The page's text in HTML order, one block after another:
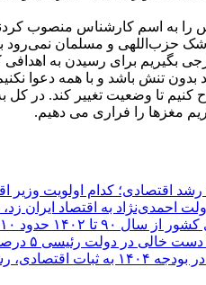
را به اسم کارشناس منصوب
حزب‌اللهی و مسلمان
بگیریم برای رسیدن به اهدافی
بدون تنش باشد و با همه دعوا
کنیم تا وضعیت تغییر کند. در
مغزها را فراری می دهیم.
رشد اقتصادی؛ کدام اولویت وزیر
احمدی‌نژاد به اقتصاد ایران
۱۰ درصد است یعنی سالی کمتر از ۱ درصد!
در دولت رئیسی ۵ درصد رشد اقتصادی ایجاد کردیم!
اشتغال و عدالت توجه شده است